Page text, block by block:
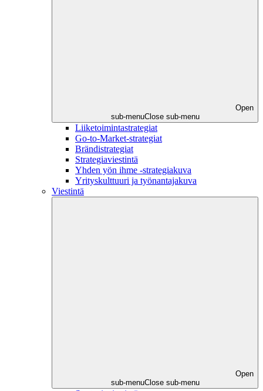
Open
sub-menuClose sub-menu
Liiketoimintastrategiat
Go-to-Market-strategiat
Brändistrategiat
Strategiaviestintä
Yhden yön ihme -strategiakuva
Yrityskulttuuri ja työnantajakuva
Viestintä
Open
sub-menuClose sub-menu